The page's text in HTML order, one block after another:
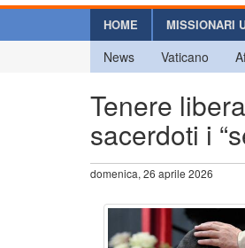
HOME MISSIONARI
News Vaticano
Tenere
sacerdoti i
domenica, 26 aprile 2026